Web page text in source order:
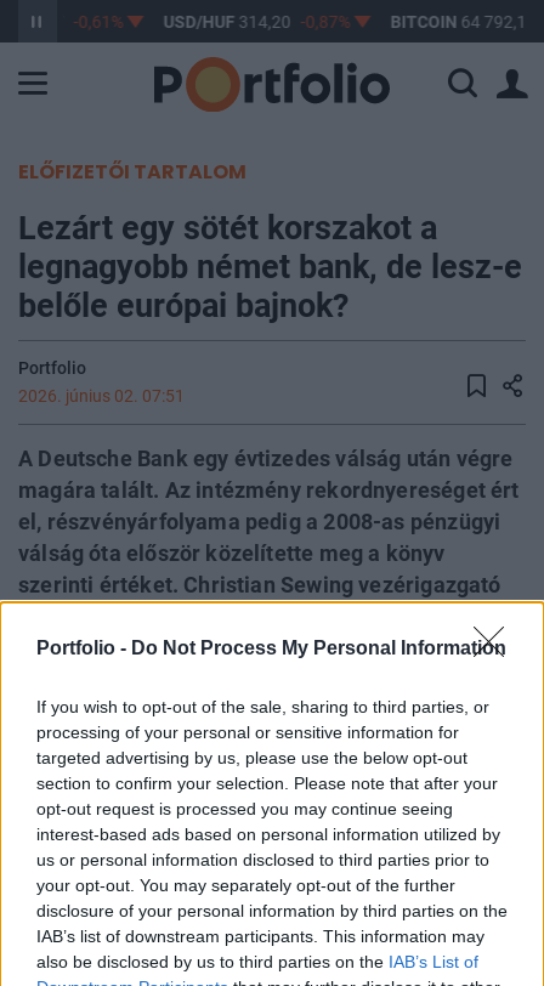
Portfolio - Do Not Process My Personal Information
If you wish to opt-out of the sale, sharing to third parties, or
processing of your personal or sensitive information for
targeted advertising by us, please use the below opt-out
section to confirm your selection. Please note that after your
opt-out request is processed you may continue seeing
interest-based ads based on personal information utilized by
us or personal information disclosed to third parties prior to
your opt-out. You may separately opt-out of the further
disclosure of your personal information by third parties on the
IAB’s list of downstream participants. This information may
also be disclosed by us to third parties on the IAB’s List of
363,17 -0,61% USD/HUF314,20 -0,87% BITCOIN64 792,19
ELŐFIZETŐI TARTALOM
Lezárt egy sötét korszakot a
legnagyobb német bank, de lesz-e
belőle európai bajnok?
Portfolio
2026. június 02. 07:51
A Deutsche Bank egy évtizedes válság után végre
magára talált. Az intézmény rekordnyereséget ért
el, részvényárfolyama pedig a 2008-as pénzügyi
válság óta először közelítette meg a könyv
szerinti értéket. Christian Sewing vezérigazgató
kívánja fejleszteni a pénzintézetet, azonban a
tudatosan visszafogottabb stratégiát követ. A
legnagyobb német bank helyzetéről a Financial
Times adott átfogó képet.
A frankfurti székhelyű pénzintézet 2020-ban volt a
mélyponton, ekkor piaci értéke mindössze 10 milliárd
euróra zsugorodott. A gondok az 1990-es évekre nyúlnak
vissza. A Merrill Lynchtől átcsábított üzletkötők
irányításával a Deutsche a Wall Street-i befektetési
bankokkal próbált versenyre kelni, többek között a Bankers